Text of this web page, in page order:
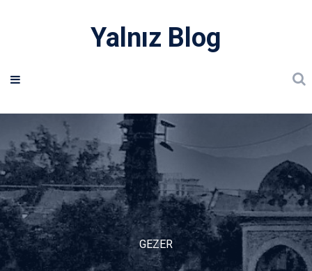
Yalnız Blog
GEZER